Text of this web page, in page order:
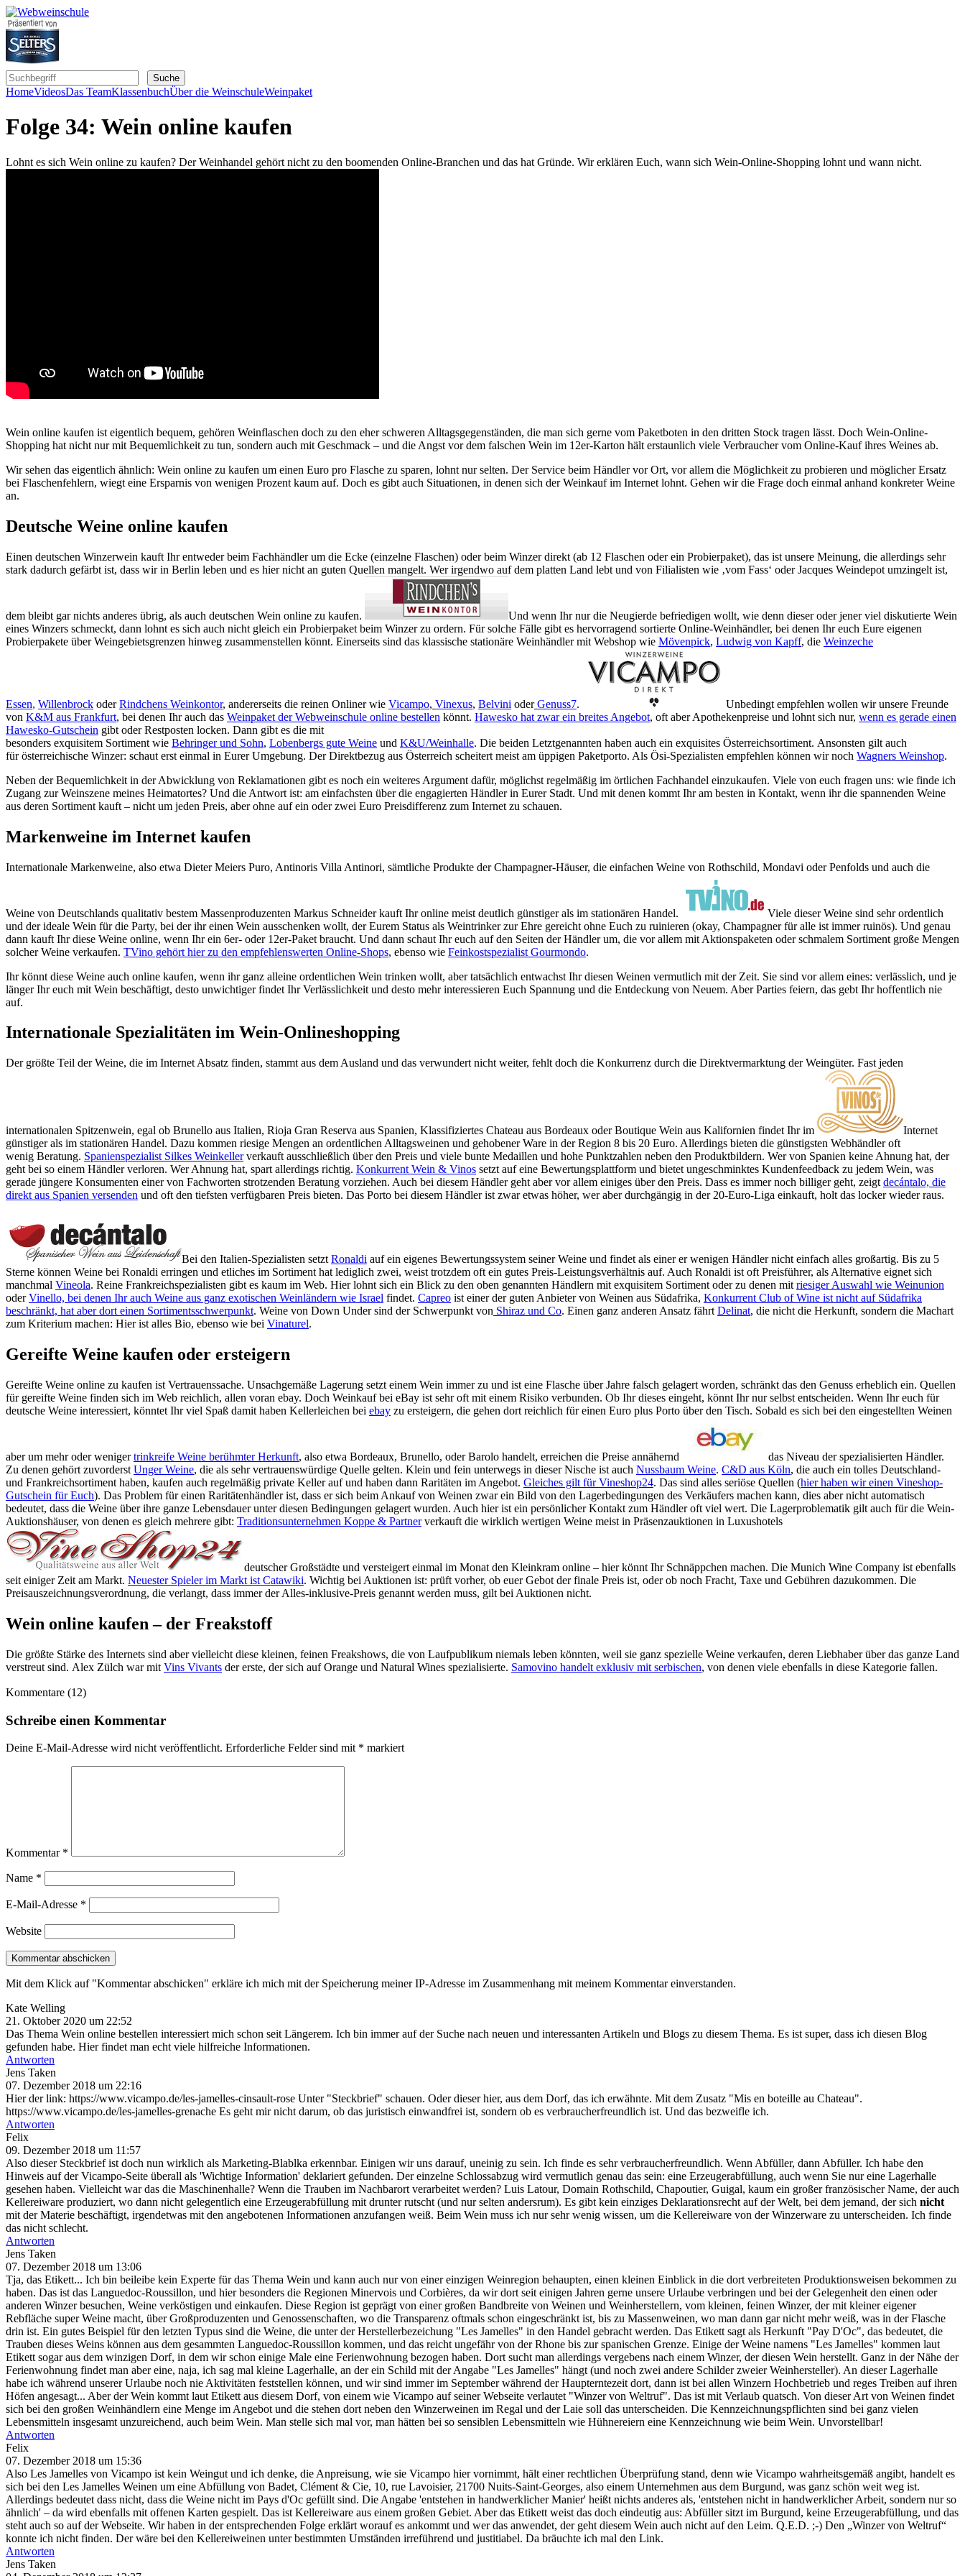
HomeVideosDas TeamKlassenbuchÜber die WeinschuleWeinpaket
Folge 34: Wein online kaufen
Lohnt es sich Wein online zu kaufen? Der Weinhandel gehört nicht zu den boomenden Online-Branchen und das hat Gründe. Wir erklären Euch, wann sich Wein-Online-Shopping lohnt und wann nicht.
Wein online kaufen ist eigentlich bequem, gehören Weinflaschen doch zu den eher schweren Alltagsgegenständen, die man sich gerne vom Paketboten in den dritten Stock tragen lässt. Doch Wein-Online-
Shopping hat nicht nur mit Bequemlichkeit zu tun, sondern auch mit Geschmack – und die Angst vor dem falschen Wein im 12er-Karton hält erstaunlich viele Verbraucher vom Online-Kauf ihres Weines ab.
Wir sehen das eigentlich ähnlich: Wein online zu kaufen um einen Euro pro Flasche zu sparen, lohnt nur selten. Der Service beim Händler vor Ort, vor allem die Möglichkeit zu probieren und möglicher Ersatz
bei Flaschenfehlern, wiegt eine Ersparnis von wenigen Prozent kaum auf. Doch es gibt auch Situationen, in denen sich der Weinkauf im Internet lohnt. Gehen wir die Frage doch einmal anhand konkreter Weine
an.
Deutsche Weine online kaufen
Einen deutschen Winzerwein kauft Ihr entweder beim Fachhändler um die Ecke (einzelne Flaschen) oder beim Winzer direkt (ab 12 Flaschen oder ein Probierpaket), das ist unsere Meinung, die allerdings sehr
stark dadurch gefärbt ist, dass wir in Berlin leben und es hier nicht an guten Quellen mangelt. Wer irgendwo auf dem platten Land lebt und von Filialisten wie ‚vom Fass‘ oder Jacques Weindepot umzingelt ist,
dem bleibt gar nichts anderes übrig, als auch deutschen Wein online zu kaufen.
Und wenn Ihr nur die Neugierde befriedigen wollt, wie denn dieser oder jener viel diskutierte Wein
eines Winzers schmeckt, dann lohnt es sich auch nicht gleich ein Probierpaket beim Winzer zu ordern. Für solche Fälle gibt es hervorragend sortierte Online-Weinhändler, bei denen Ihr euch Eure eigenen
Probierpakete über Weingebietsgrenzen hinweg zusammenstellen könnt. Einerseits sind das klassische stationäre Weinhändler mit Webshop wie Mövenpick, Ludwig von Kapff, die Weinzeche
Essen, Willenbrock oderRindchens Weinkontor, andererseits die reinen Onliner wie Vicampo, Vinexus, Belvini oder Genuss7.
Unbedingt empfehlen wollen wir unsere Freunde
von K&M aus Frankfurt, bei denen Ihr auch das Weinpaket der Webweinschule online bestellen könnt. Hawesko hat zwar ein breites Angebot, oft aber Apothekenpreise und lohnt sich nur, wenn es gerade einen
Hawesko-Gutschein gibt oder Restposten locken. Dann gibt es die mit
besonders exquisitem Sortiment wie Behringer und Sohn, Lobenbergs gute Weine und K&U/Weinhalle. Die beiden Letztgenannten haben auch ein exquisites Österreichsortiment. Ansonsten gilt auch
für österreichische Winzer: schaut erst einmal in Eurer Umgebung. Der Direktbezug aus Österreich scheitert meist am üppigen Paketporto. Als Ösi-Spezialisten empfehlen können wir noch Wagners Weinshop.
Neben der Bequemlichkeit in der Abwicklung von Reklamationen gibt es noch ein weiteres Argument dafür, möglichst regelmäßig im örtlichen Fachhandel einzukaufen. Viele von euch fragen uns: wie finde ich
Zugang zur Weinszene meines Heimatortes? Und die Antwort ist: am einfachsten über die engagierten Händler in Eurer Stadt. Und mit denen kommt Ihr am besten in Kontakt, wenn ihr die spannenden Weine
aus deren Sortiment kauft – nicht um jeden Preis, aber ohne auf ein oder zwei Euro Preisdifferenz zum Internet zu schauen.
Markenweine im Internet kaufen
Internationale Markenweine, also etwa Dieter Meiers Puro, Antinoris Villa Antinori, sämtliche Produkte der Champagner-Häuser, die einfachen Weine von Rothschild, Mondavi oder Penfolds und auch die
Weine von Deutschlands qualitativ bestem Massenproduzenten Markus Schneider kauft Ihr online meist deutlich günstiger als im stationären Handel.
Viele dieser Weine sind sehr ordentlich
und der ideale Wein für die Party, bei der ihr einen Wein ausschenken wollt, der Eurem Status als Weintrinker zur Ehre gereicht ohne Euch zu ruinieren (okay, Champagner für alle ist immer ruinös). Und genau
dann kauft Ihr diese Weine online, wenn Ihr ein 6er- oder 12er-Paket braucht. Und dann schaut Ihr euch auf den Seiten der Händler um, die vor allem mit Aktionspaketen oder schmalem Sortiment große Mengen
solcher Weine verkaufen. TVino gehört hier zu den empfehlenswerten Online-Shops, ebenso wie Feinkostspezialist Gourmondo.
Ihr könnt diese Weine auch online kaufen, wenn ihr ganz alleine ordentlichen Wein trinken wollt, aber tatsächlich entwachst Ihr diesen Weinen vermutlich mit der Zeit. Sie sind vor allem eines: verlässlich, und je
länger Ihr euch mit Wein beschäftigt, desto unwichtiger findet Ihr Verlässlichkeit und desto mehr interessieren Euch Spannung und die Entdeckung von Neuem. Aber Parties feiern, das gebt Ihr hoffentlich nie
auf.
Internationale Spezialitäten im Wein-Onlineshopping
Der größte Teil der Weine, die im Internet Absatz finden, stammt aus dem Ausland und das verwundert nicht weiter, fehlt doch die Konkurrenz durch die Direktvermarktung der Weingüter. Fast jeden
internationalen Spitzenwein, egal ob Brunello aus Italien, Rioja Gran Reserva aus Spanien, Klassifiziertes Chateau aus Bordeaux oder Boutique Wein aus Kalifornien findet Ihr im
Internet
günstiger als im stationären Handel. Dazu kommen riesige Mengen an ordentlichen Alltagsweinen und gehobener Ware in der Region 8 bis 20 Euro. Allerdings bieten die günstigsten Webhändler oft
wenig Beratung. Spanienspezialist Silkes Weinkellerverkauft ausschließlich über den Preis und viele bunte Medaillen und hohe Punktzahlen neben den Produktbildern. Wer von Spanien keine Ahnung hat, der
geht bei so einem Händler verloren. Wer Ahnung hat, spart allerdings richtig. Konkurrent Wein & Vinos setzt auf eine Bewertungsplattform und bietet ungeschminktes Kundenfeedback zu jedem Wein, was
gerade jüngere Konsumenten einer von Fachworten strotzenden Beratung vorziehen. Auch bei diesem Händler geht aber vor allem einiges über den Preis. Dass es immer noch billiger geht, zeigt decántalo, die
direkt aus Spanien versenden und oft den tiefsten verfügbaren Preis bieten. Das Porto bei diesem Händler ist zwar etwas höher, wer aber durchgängig in der 20-Euro-Liga einkauft, holt das locker wieder raus.
Bei den Italien-Spezialisten setzt Ronaldi auf ein eigenes Bewertungssystem seiner Weine und findet als einer er wenigen Händler nicht einfach alles großartig. Bis zu 5
Sterne können Weine bei Ronaldi erringen und etliches im Sortiment hat lediglich zwei, weist trotzdem oft ein gutes Preis-Leistungsverhältnis auf. Auch Ronaldi ist oft Preisführer, als Alternative eignet sich
manchmal Vineola. Reine Frankreichspezialisten gibt es kaum im Web. Hier lohnt sich ein Blick zu den oben genannten Händlern mit exquisitem Sortiment oder zu denen mit riesiger Auswahl wie Weinunion
oderVinello, bei denen Ihr auch Weine aus ganz exotischen Weinländern wie Israel findet. Capreo ist einer der guten Anbieter von Weinen aus Südafrika, Konkurrent Club of Wine ist nicht auf Südafrika
beschränkt, hat aber dort einen Sortimentsschwerpunkt. Weine von Down Under sind der Schwerpunkt von Shiraz und Co. Einen ganz anderen Ansatz fährt Delinat, die nicht die Herkunft, sondern die Machart
zum Kriterium machen: Hier ist alles Bio, ebenso wie bei Vinaturel.
Gereifte Weine kaufen oder ersteigern
Gereifte Weine online zu kaufen ist Vertrauenssache. Unsachgemäße Lagerung setzt einem Wein immer zu und ist eine Flasche über Jahre falsch gelagert worden, schränkt das den Genuss erheblich ein. Quellen
für gereifte Weine finden sich im Web reichlich, allen voran ebay. Doch Weinkauf bei eBay ist sehr oft mit einem Risiko verbunden. Ob Ihr dieses eingeht, könnt Ihr nur selbst entscheiden. Wenn Ihr euch für
deutsche Weine interessiert, könntet Ihr viel Spaß damit haben Kellerleichen bei ebay zu ersteigern, die gehen dort reichlich für einen Euro plus Porto über den Tisch. Sobald es sich bei den eingestellten Weinen
aber um mehr oder wenigertrinkreife Weine berühmter Herkunft, also etwa Bordeaux, Brunello, oder Barolo handelt, erreichen die Preise annähernd
das Niveau der spezialisierten Händler.
Zu denen gehört zuvorderst Unger Weine, die als sehr vertrauenswürdige Quelle gelten. Klein und fein unterwegs in dieser Nische ist auch Nussbaum Weine. C&D aus Köln, die auch ein tolles Deutschland-
und Frankreichsortiment haben, kaufen auch regelmäßig private Keller auf und haben dann Raritäten im Angebot. Gleiches gilt für Vineshop24. Das sind alles seriöse Quellen (hier haben wir einen Vineshop-
Gutschein für Euch). Das Problem für einen Raritätenhändler ist, dass er sich beim Ankauf von Weinen zwar ein Bild von den Lagerbedingungen des Verkäufers machen kann, dies aber nicht automatisch
bedeutet, dass die Weine über ihre ganze Lebensdauer unter diesen Bedingungen gelagert wurden. Auch hier ist ein persönlicher Kontakt zum Händler oft viel wert. Die Lagerproblematik gilt auch für die Wein-
Auktionshäuser, von denen es gleich mehrere gibt: Traditionsunternehmen Koppe & Partnerverkauft die wirklich wertigen Weine meist in Präsenzauktionen in Luxushotels
deutscher Großstädte und versteigert einmal im Monat den Kleinkram online – hier könnt Ihr Schnäppchen machen. Die Munich Wine Company ist ebenfalls
seit einiger Zeit am Markt. Neuester Spieler im Markt ist Catawiki. Wichtig bei Auktionen ist: prüft vorher, ob euer Gebot der finale Preis ist, oder ob noch Fracht, Taxe und Gebühren dazukommen. Die
Preisauszeichnungsverordnung, die verlangt, dass immer der Alles-inklusive-Preis genannt werden muss, gilt bei Auktionen nicht.
Wein online kaufen – der Freakstoff
Die größte Stärke des Internets sind aber vielleicht diese kleinen, feinen Freakshows, die von Laufpublikum niemals leben könnten, weil sie ganz spezielle Weine verkaufen, deren Liebhaber über das ganze Land
verstreut sind. Alex Zülch war mit Vins Vivants der erste, der sich auf Orange und Natural Wines spezialisierte. Samovino handelt exklusiv mit serbischen, von denen viele ebenfalls in diese Kategorie fallen.
Kommentare (12)
Schreibe einen Kommentar
Deine E-Mail-Adresse wird nicht veröffentlicht. Erforderliche Felder sind mit * markiert
Kommentar *
Name *
E-Mail-Adresse *
Website
Mit dem Klick auf "Kommentar abschicken" erkläre ich mich mit der Speicherung meiner IP-Adresse im Zusammenhang mit meinem Kommentar einverstanden.
Kate Welling
21. Oktober 2020 um 22:52
Das Thema Wein online bestellen interessiert mich schon seit Längerem. Ich bin immer auf der Suche nach neuen und interessanten Artikeln und Blogs zu diesem Thema. Es ist super, dass ich diesen Blog
gefunden habe. Hier findet man echt viele hilfreiche Informationen.
Antworten
Jens Taken
07. Dezember 2018 um 22:16
Hier der link: https://www.vicampo.de/les-jamelles-cinsault-rose Unter "Steckbrief" schauen. Oder dieser hier, aus dem Dorf, das ich erwähnte. Mit dem Zusatz "Mis en boteille au Chateau".
https://www.vicampo.de/les-jamelles-grenache Es geht mir nicht darum, ob das juristisch einwandfrei ist, sondern ob es verbraucherfreundlich ist. Und das bezweifle ich.
Antworten
Felix
09. Dezember 2018 um 11:57
Also dieser Steckbrief ist doch nun wirklich als Marketing-Blablka erkennbar. Einigen wir uns darauf, uneinig zu sein. Ich finde es sehr verbraucherfreundlich. Wenn Abfüller, dann Abfüller. Ich habe den
Hinweis auf der Vicampo-Seite überall als 'Wichtige Information' deklariert gefunden. Der einzelne Schlossabzug wird vermutlich genau das sein: eine Erzeugerabfüllung, auch wenn Sie nur eine Lagerhalle
gesehen haben. Vielleicht war das die Maschinenhalle? Wenn die Trauben im Nachbarort verarbeitet werden? Luis Latour, Domain Rothschild, Chapoutier, Guigal, kaum ein großer französischer Name, der auch
Kellereiware produziert, wo dann nicht gelegentlich eine Erzeugerabfüllung mit drunter rutscht (und nur selten andersrum). Es gibt kein einziges Deklarationsrecht auf der Welt, bei dem jemand, der sich nicht
mit der Materie beschäftigt, irgendetwas mit den angebotenen Informationen anzufangen weiß. Beim Wein muss ich nur sehr wenig wissen, um die Kellereiware von der Winzerware zu unterscheiden. Ich finde
das nicht schlecht.
Antworten
Jens Taken
07. Dezember 2018 um 13:06
Tja, das Etikett... Ich bin beileibe kein Experte für das Thema Wein und kann auch nur von einer einzigen Weinregion behaupten, einen kleinen Einblick in die dort verbreiteten Produktionsweisen bekommen zu
haben. Das ist das Languedoc-Roussillon, und hier besonders die Regionen Minervois und Corbières, da wir dort seit einigen Jahren gerne unsere Urlaube verbringen und bei der Gelegenheit den einen oder
anderen Winzer besuchen, Weine verköstigen und einkaufen. Diese Region ist geprägt von einer großen Bandbreite von Weinen und Weinherstellern, vom kleinen, feinen Winzer, der mit kleiner eigener
Rebfläche super Weine macht, über Großproduzenten und Genossenschaften, wo die Transparenz oftmals schon eingeschränkt ist, bis zu Massenweinen, wo man dann gar nicht mehr weiß, was in der Flasche
drin ist. Ein gutes Beispiel für den letzten Typus sind die Weine, die unter der Herstellerbezeichung "Les Jamelles" in den Handel gebracht werden. Das Etikett sagt als Herkunft "Pay D'Oc", das bedeutet, die
Trauben dieses Weins können aus dem gesammten Languedoc-Roussillon kommen, und das reicht ungefähr von der Rhone bis zur spanischen Grenze. Einige der Weine namens "Les Jamelles" kommen laut
Etikett sogar aus dem winzigen Dorf, in dem wir schon einige Male eine Ferienwohnung bezogen haben. Dort sucht man allerdings vergebens nach einem Winzer, der diesen Wein herstellt. Ganz in der Nähe der
Ferienwohnung findet man aber eine, naja, ich sag mal kleine Lagerhalle, an der ein Schild mit der Angabe "Les Jamelles" hängt (und noch zwei andere Schilder zweier Weinhersteller). An dieser Lagerhalle
habe ich während unserer Urlaube noch nie Aktivitäten feststellen können, und wir sind immer im September während der Haupterntezeit dort, dann ist bei allen Winzern Hochbetrieb und reges Treiben auf ihren
Höfen angesagt... Aber der Wein kommt laut Etikett aus diesem Dorf, von einem wie Vicampo auf seiner Webseite verlautet "Winzer von Weltruf". Das ist mit Verlaub quatsch. Von dieser Art von Weinen findet
sich bei den großen Weinhändlern eine Menge im Angebot und die stehen dort neben den Winzerweinen im Regal und der Laie soll das unterscheiden. Die Kennzeichnungspflichten sind bei ganz vielen
Lebensmitteln insgesamt unzureichend, auch beim Wein. Man stelle sich mal vor, man hätten bei so sensiblen Lebensmitteln wie Hühnereiern eine Kennzeichnung wie beim Wein. Unvorstellbar!
Antworten
Felix
07. Dezember 2018 um 15:36
Also Les Jamelles von Vicampo ist kein Weingut und ich denke, die Anpreisung, wie sie Vicampo hier vornimmt, hält einer rechtlichen Überprüfung stand, denn wie Vicampo wahrheitsgemäß angibt, handelt es
sich bei den Les Jamelles Weinen um eine Abfüllung von Badet, Clément & Cie, 10, rue Lavoisier, 21700 Nuits-Saint-Georges, also einem Unternehmen aus dem Burgund, was ganz schön weit weg ist.
Allerdings bedeutet dass nicht, dass die Weine nicht im Pays d'Oc gefüllt sind. Die Angabe 'entstehen in handwerklicher Manier' heißt nichts anderes als, 'entstehen nicht in handwerklicher Arbeit, sondern nur so
ähnlich' – da wird ebenfalls mit offenen Karten gespielt. Das ist Kellereiware aus einem großen Gebiet. Aber das Etikett weist das doch eindeutig aus: Abfüller sitzt im Burgund, keine Erzeugerabfüllung, und das
steht auch so auf der Webseite. Wir haben in der entsprechenden Folge erklärt worauf es ankommt und wer das anwendet, der geht diesem Wein auch nicht auf den Leim. Q.E.D. ;-) Den „Winzer von Weltruf“
konnte ich nicht finden. Der wäre bei den Kellereiweinen unter bestimmten Umständen irreführend und justitiabel. Da bräuchte ich mal den Link.
Antworten
Jens Taken